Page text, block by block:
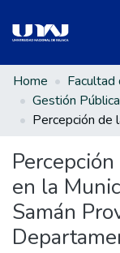
Communities &
All of DSpace
Statistics
Home
en la
Samán